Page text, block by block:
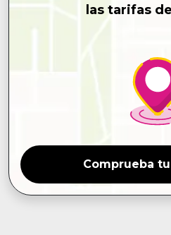
las tarifas
Comprueba